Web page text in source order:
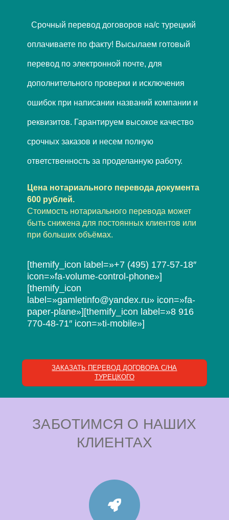
Срочный перевод договоров на/с турецкий
оплачиваете по факту! Высылаем готовый
перевод по электронной почте, для
дополнительного проверки и исключения
ошибок при написании названий компании и
реквизитов. Гарантируем высокое качество
срочных заказов и несем полную
ответственность за проделанную работу.
Цена нотариального перевода документа
600 рублей.
Стоимость нотариального перевода может
быть снижена для постоянных клиентов или
при больших объёмах.
[themify_icon label=»+7 (495) 177-57-18″
icon=»fa-volume-control-phone»]
[themify_icon
label=»gamletinfo@yandex.ru» icon=»fa-
paper-plane»][themify_icon label=»8 916
770-48-71″ icon=»ti-mobile»]
ЗАКАЗАТЬ ПЕРЕВОД ДОГОВОРА С/НА
ТУРЕЦКОГО
ЗАБОТИМСЯ О НАШИХ
КЛИЕНТАХ